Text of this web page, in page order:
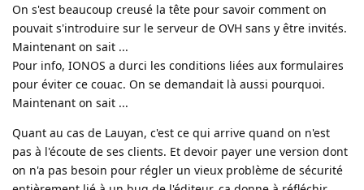
On s'est beaucoup creusé la tête pour savoir comment on
pouvait s'introduire sur le serveur de OVH sans y être invités.
Maintenant on sait ...
Pour info, IONOS a durci les conditions liées aux formulaires
pour éviter ce couac. On se demandait là aussi pourquoi.
Maintenant on sait ...
Quant au cas de Lauyan, c'est ce qui arrive quand on n'est
pas à l'écoute de ses clients. Et devoir payer une version dont
on n'a pas besoin pour régler un vieux problème de sécurité